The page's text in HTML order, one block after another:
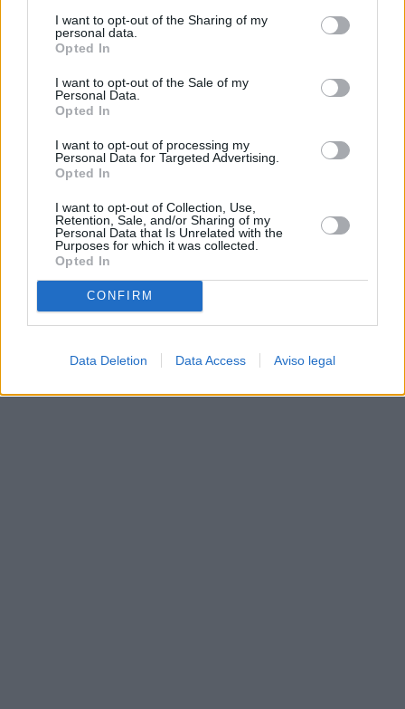
de su consentimiento, pero usted tiene el derecho de
rechazar tal procesamiento. Sus preferencias se aplicarán
cualquier momento entrando de nuevo en este sitio web o
visitando nuestra política de privacidad.
I want to opt-out of the Sharing of my
personal data.
Opted In
I want to opt-out of the Sale of my
Personal Data.
Opted In
I want to opt-out of processing my
Personal Data for Targeted Advertising.
Opted In
I want to opt-out of Collection, Use,
Retention, Sale, and/or Sharing of my
Personal Data that Is Unrelated with the
Purposes for which it was collected.
Opted In
CONFIRM
Data Deletion Data Access Aviso legal